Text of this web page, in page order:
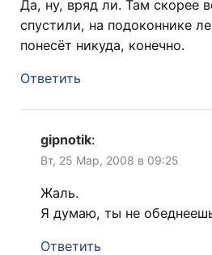
Да, ну, вряд ли. Там скорее
спустили, на подоконнике
понесёт никуда, конечно.
Ответить
gipnotik:
Вт, 25 Мар, 2008 в 09:25
Жаль.
Я думаю, ты не
Ответить